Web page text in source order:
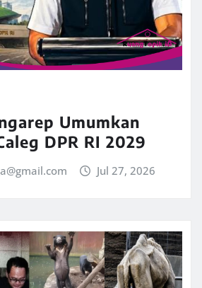
Umumkan
DPR RI 2029
Jul 27, 2026